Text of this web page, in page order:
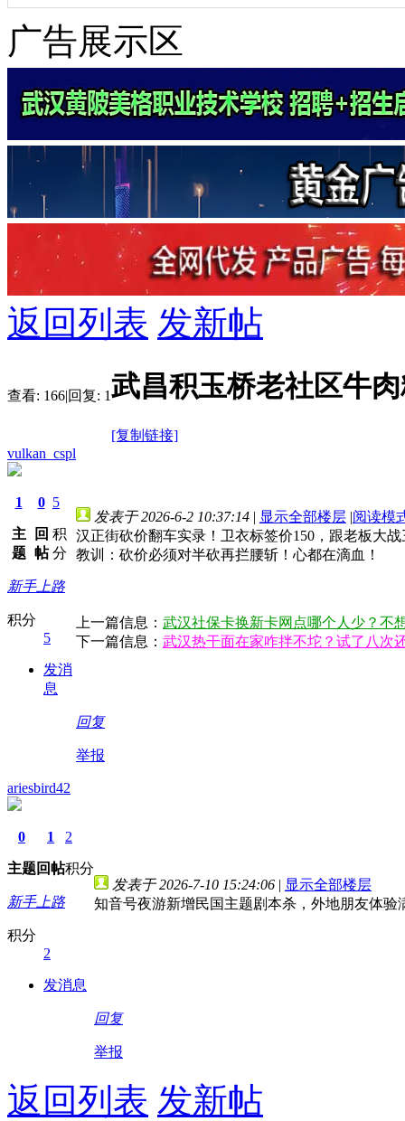
广告展示区
返回列表 发新帖
查看: 166|回复: 1武昌积玉桥老社区牛
[复制链接]
vulkan_cspl
1
主
题
0
回
帖
5
积
分
新手上路
积分
5
发消
息
发表于 2026-6-2 10:37:14 | 显示全部楼层 |阅读模
汉正街砍价翻车实录！卫衣标签价150，跟老板大
教训：砍价必须对半砍再拦腰斩！心都在滴血！
上一篇信息： 武汉社保卡换新卡网点哪个人少？不
下一篇信息： 武汉热干面在家咋拌不坨？试了八次
回复
举报
ariesbird42
0
主题
1
回帖
2
积分
新手上路
积分
2
发消息
发表于 2026-7-10 15:24:06 | 显示全部楼层
知音号夜游新增民国主题剧本杀，外地朋友体验
回复
举报
返回列表 发新帖